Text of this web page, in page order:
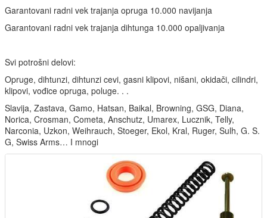
Garantovani radni vek trajanja opruga 10.000 navijanja
Garantovani radni vek trajanja dihtunga 10.000 opaljivanja
Svi potrošni delovi:
Opruge, dihtunzi, dihtunzi cevi, gasni klipovi, nišani, okidači, cilindri,
klipovi, vođice opruga, poluge. . .
Slavija, Zastava, Gamo, Hatsan, Baikal, Browning, GSG, Diana,
Norica, Crosman, Cometa, Anschutz, Umarex, Lucznik, Telly,
Narconia, Uzkon, Weihrauch, Stoeger, Ekol, Kral, Ruger, Sulh, G. S.
G, Swiss Arms… I mnogi